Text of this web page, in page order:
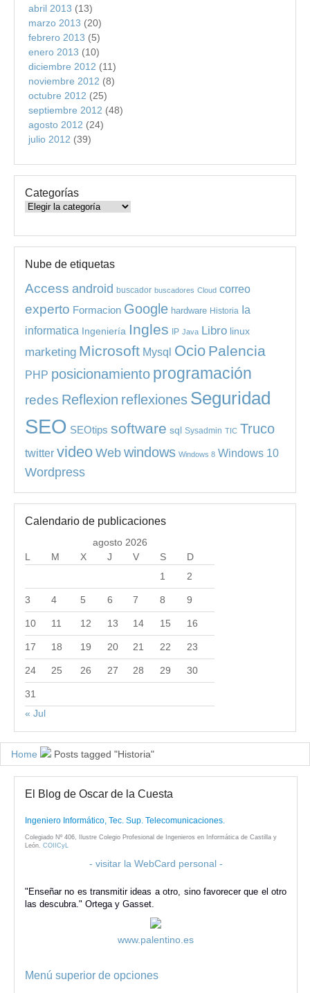
abril 2013 (13)
marzo 2013 (20)
febrero 2013 (5)
enero 2013 (10)
diciembre 2012 (11)
noviembre 2012 (8)
octubre 2012 (25)
septiembre 2012 (48)
agosto 2012 (24)
julio 2012 (39)
Categorías
Categorías
Nube de etiquetas
Access android buscador buscadores Cloud correo
experto Formacion Google hardware Historia Ia
informatica Ingeniería Ingles IP Java Libro linux
marketing Microsoft Mysql Ocio Palencia
PHP posicionamiento programación
redes Reflexion reflexiones Seguridad
SEO SEOtips software sql Sysadmin TIC Truco
twitter video Web windows Windows 8 Windows 10
Wordpress
Calendario de publicaciones
agosto 2026
L
M X J V S
D
1
2
3 4 5 6 7 8 9
10 11 12 13 14 15 16
17 18 19 20 21 22 23
24 25 26 27 28 29 30
31
« Jul
Home Posts tagged "Historia"
El Blog de Oscar de la Cuesta
Ingeniero Informático, Tec. Sup. Telecomunicaciones.
Colegiado Nº 406, Ilustre Colegio Profesional de Ingenieros en Informática de Castilla y
León. COIICyL
- visitar la WebCard personal -
"Enseñar no es transmitir ideas a otro, sino favorecer que el otro
las descubra." Ortega y Gasset.
www.palentino.es
Menú superior de opciones